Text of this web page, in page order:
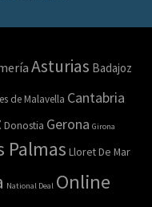
Asturias Badajoz
de Malavella Cantabria
Donostia Gerona Girona
Palmas Lloret De Mar
National Deal Online